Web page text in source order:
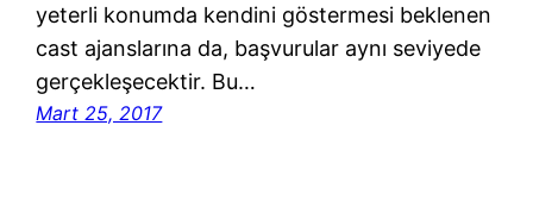
yeterli konumda kendini göstermesi beklenen
cast ajanslarına da, başvurular aynı seviyede
gerçekleşecektir. Bu…
Mart 25, 2017